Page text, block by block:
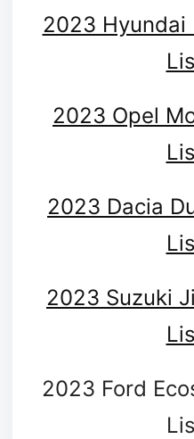
2023 Hyundai
2023 Opel
2023 Dacia
2023 Suzuki
2023 Ford